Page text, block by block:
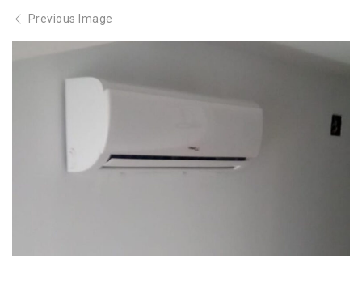
Previous Image